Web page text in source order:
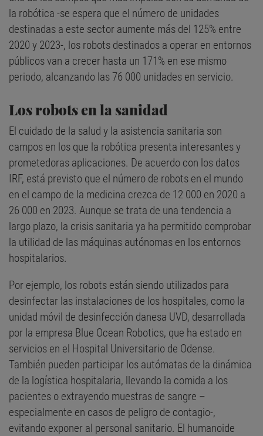
la robótica -se espera que el número de unidades
destinadas a este sector aumente más del 125% entre
2020 y 2023-, los robots destinados a operar en entornos
públicos van a crecer hasta un 171% en ese mismo
periodo, alcanzando las 76 000 unidades en servicio.
Los robots en la sanidad
El cuidado de la salud y la asistencia sanitaria son
campos en los que la robótica presenta interesantes y
prometedoras aplicaciones. De acuerdo con los datos
IRF, está previsto que el número de robots en el mundo
en el campo de la medicina crezca de 12 000 en 2020 a
26 000 en 2023. Aunque se trata de una tendencia a
largo plazo, la crisis sanitaria ya ha permitido comprobar
la utilidad de las máquinas autónomas en los entornos
hospitalarios.
Por ejemplo, los robots están siendo utilizados para
desinfectar las instalaciones de los hospitales, como la
unidad móvil de desinfección danesa UVD, desarrollada
por la empresa Blue Ocean Robotics, que ha estado en
servicios en el Hospital Universitario de Odense.
También pueden participar los autómatas de la dinámica
de la logística hospitalaria, llevando la comida a los
pacientes o extrayendo muestras de sangre –
especialmente en casos de peligro de contagio-,
evitando exponer al personal sanitario. El humanoide